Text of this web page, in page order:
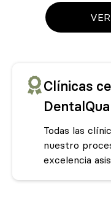
Clínicas
Todas las
nuestro
excelencia